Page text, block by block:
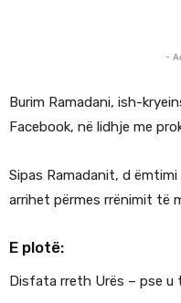
-
Burim Ramadani, ish-
Facebook, në lidhje me
Sipas Ramadanit, d
arrihet përmes rrënimit të
E plotë:
Disfata rreth Urës – pse u